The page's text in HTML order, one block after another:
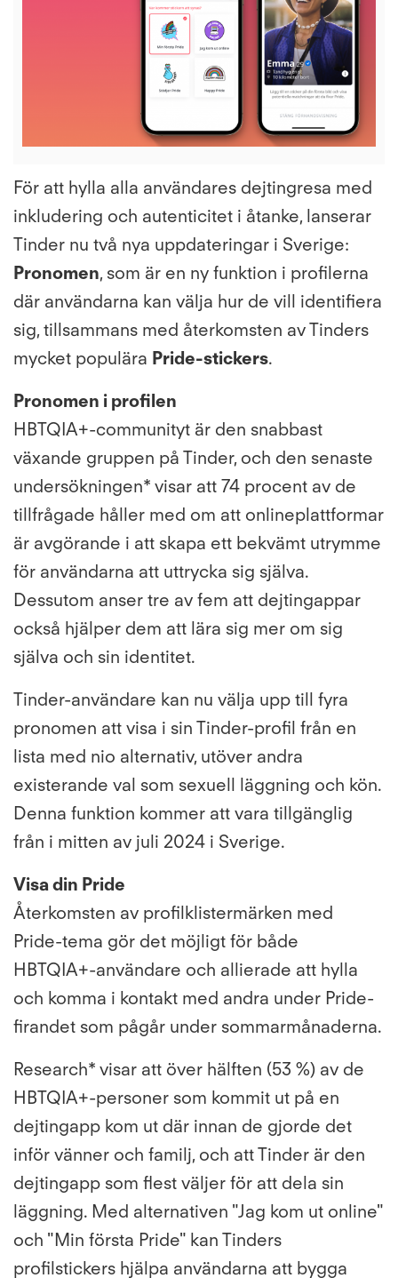
View
File
För att hylla alla användares dejtingresa med
inkludering och autenticitet i åtanke, lanserar
Tinder nu två nya uppdateringar i Sverige:
Pronomen, som är en ny funktion i profilerna
där användarna kan välja hur de vill identifiera
sig, tillsammans med återkomsten av Tinders
mycket populära Pride-stickers.
Pronomen i profilen
HBTQIA+-communityt är den snabbast
växande gruppen på Tinder, och den senaste
undersökningen* visar att 74 procent av de
tillfrågade håller med om att onlineplattformar
är avgörande i att skapa ett bekvämt utrymme
för användarna att uttrycka sig själva.
Dessutom anser tre av fem att dejtingappar
också hjälper dem att lära sig mer om sig
själva och sin identitet.
Tinder-användare kan nu välja upp till fyra
pronomen att visa i sin Tinder-profil från en
lista med nio alternativ, utöver andra
existerande val som sexuell läggning och kön.
Denna funktion kommer att vara tillgänglig
från i mitten av juli 2024 i Sverige.
Visa din Pride
Återkomsten av profilklistermärken med
Pride-tema gör det möjligt för både
HBTQIA+-användare och allierade att hylla
och komma i kontakt med andra under Pride-
firandet som pågår under sommarmånaderna.
Research* visar att över hälften (53 %) av de
HBTQIA+-personer som kommit ut på en
dejtingapp kom ut där innan de gjorde det
inför vänner och familj, och att Tinder är den
dejtingapp som flest väljer för att dela sin
läggning. Med alternativen "Jag kom ut online"
och "Min första Pride" kan Tinders
profilstickers hjälpa användarna att bygga